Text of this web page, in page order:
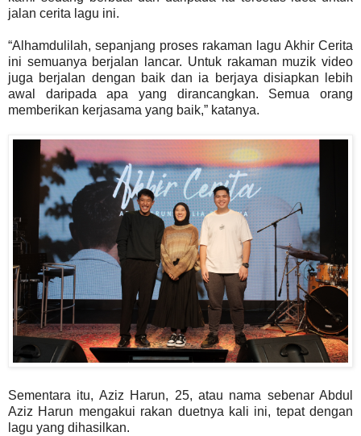
jalan cerita lagu ini.
“Alhamdulilah, sepanjang proses rakaman lagu Akhir Cerita
ini semuanya berjalan lancar. Untuk rakaman muzik video
juga berjalan dengan baik dan ia berjaya disiapkan lebih
awal daripada apa yang dirancangkan. Semua orang
memberikan kerjasama yang baik,” katanya.
Sementara itu, Aziz Harun, 25, atau nama sebenar Abdul
Aziz Harun mengakui rakan duetnya kali ini, tepat dengan
lagu yang dihasilkan.